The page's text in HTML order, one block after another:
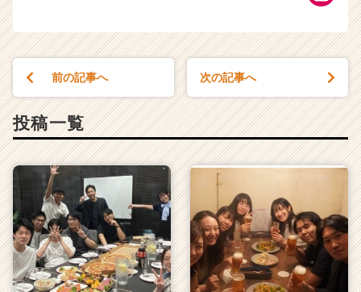
前の記事へ 次の記事へ
投稿一覧